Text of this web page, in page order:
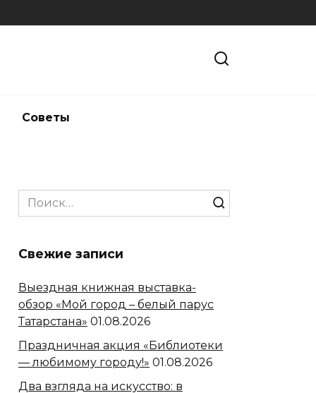
Советы
Search
for:
Свежие записи
Выездная книжная выставка-
обзор «Мой город – белый парус
Татарстана» 01.08.2026
Праздничная акция «Библиотеки
— любимому городу!» 01.08.2026
Два взгляда на искусство: в